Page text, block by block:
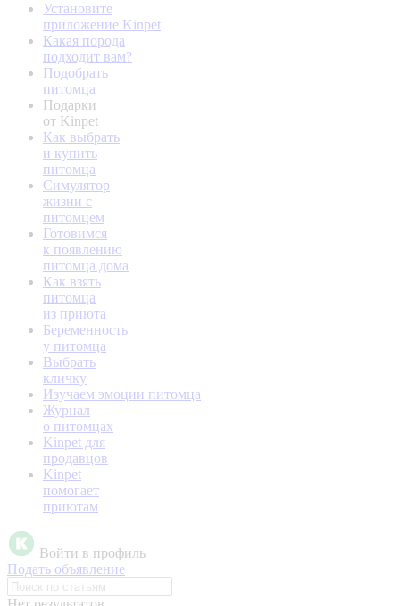
Установите
приложение Kinpet
Какая порода
подходит вам?
Подобрать
питомца
Подарки
от Kinpet
Как выбрать
и купить
питомца
Симулятор
жизни с
питомцем
Готовимся
к появлению
питомца дома
Как взять
питомца
из приюта
Беременность
у питомца
Выбрать
кличку
Изучаем эмоции питомца
Журнал
о питомцах
Kinpet для
продавцов
Kinpet
помогает
приютам
Войти в профиль
Подать объявление